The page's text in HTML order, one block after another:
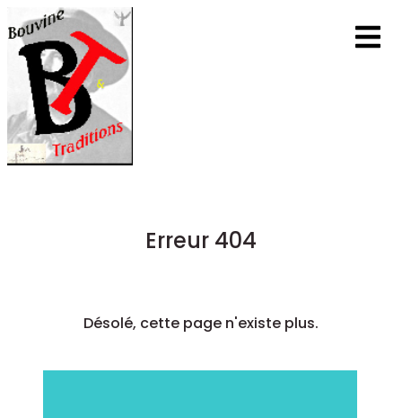
Erreur 404
Désolé, cette page n'existe plus.